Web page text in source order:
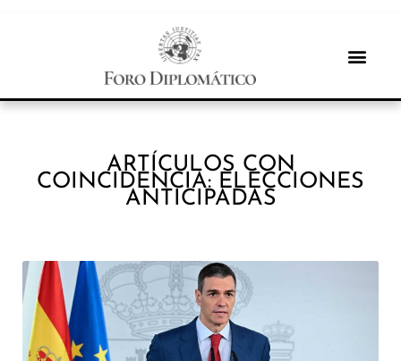
ARTÍCULOS CON
COINCIDENCIA: ELECCIONES
ANTICIPADAS